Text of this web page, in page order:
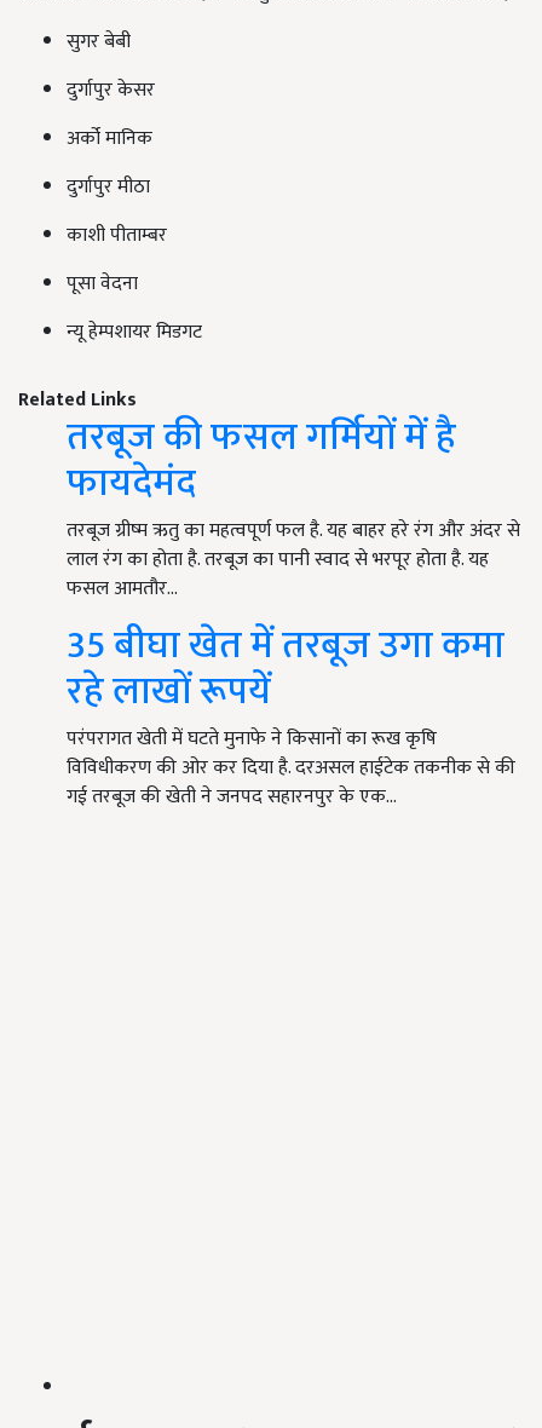
सुगर बेबी
दुर्गापुर केसर
अर्को मानिक
दुर्गापुर मीठा
काशी पीताम्बर
पूसा वेदना
न्यू हेम्पशायर मिडगट
Related Links
तरबूज की फसल गर्मियों में है
फायदेमंद
तरबूज ग्रीष्म ऋतु का महत्वपूर्ण फल है. यह बाहर हरे रंग और अंदर से
लाल रंग का होता है. तरबूज का पानी स्वाद से भरपूर होता है. यह
फसल आमतौर…
35 बीघा खेत में तरबूज उगा कमा
रहे लाखों रूपयें
परंपरागत खेती में घटते मुनाफे ने किसानों का रूख कृषि
विविधीकरण की ओर कर दिया है. दरअसल हाईटेक तकनीक से की
गई तरबूज की खेती ने जनपद सहारनपुर के एक…